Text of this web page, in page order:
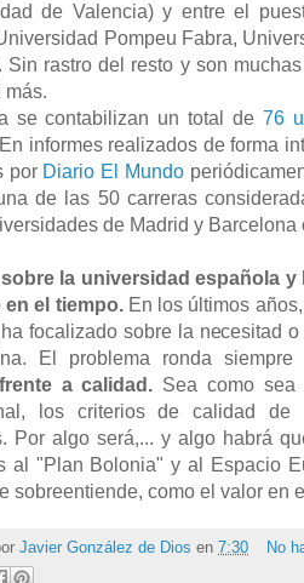
de Valencia) y entre el
Pompeu Fabra,
Sin rastro del resto y son
más.
se contabilizan un total de 76
informes realizados de forma
por Diario El Mundo
de las 50 carreras
de Madrid y
la universidad española
el tiempo.En los últimos
focalizado sobre la necesitad
El problema ronda
a calidad. Sea como
los criterios de calidad de
Por algo será,... y algo habrá
al "Plan Bolonia" y al Espacio
sobreentiende, como el valor en
Javier González de Dios en 7:30 No